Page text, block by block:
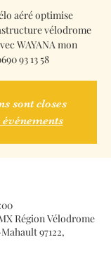
aéré optimise
vélodrome
WAYANA mon
93 13 58
sont closes
Région Vélodrome
97122,